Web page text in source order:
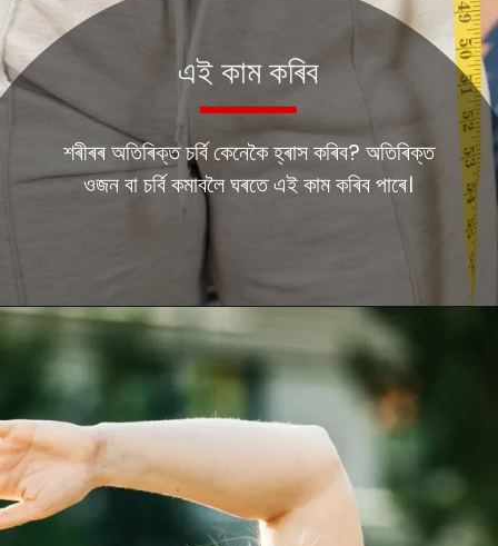
শৰীৰৰ অতিৰিক্ত চৰ্বি কেনেকৈ হ্ৰাস কৰিব? অতিৰিক্ত
ওজন বা চৰ্বি কমাবলৈ ঘৰতে এই কাম কৰিব পাৰে।
এই কাম কৰিব